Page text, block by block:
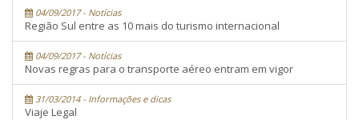
04/09/2017 - Notícias
Região Sul entre as 10 mais do turismo internacional
04/09/2017 - Notícias
Novas regras para o transporte aéreo entram em vigor
31/03/2014 - Informações e dicas
Viaje Legal